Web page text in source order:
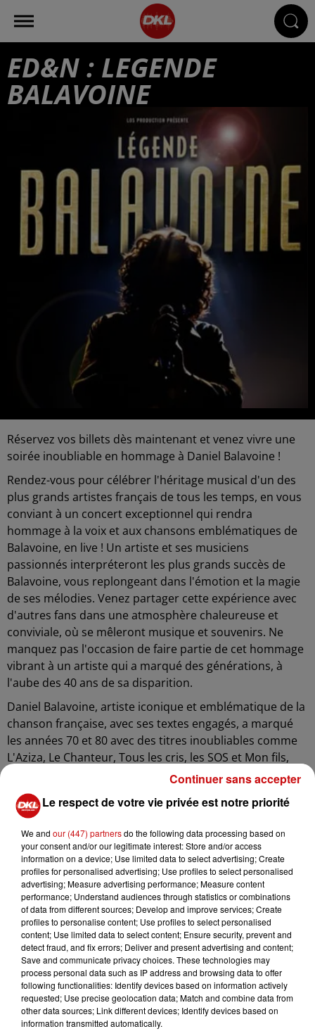
ED&N : LEGENDE
BALAVOINE
Réservez vos billets dès maintenant et venez vivre une
soirée inoubliable en hommage à Daniel Balavoine !
Rendez-vous pour célébrer l'héritage musical d'un des
plus grands artistes français de tous les temps, en vous
conviant à un concert exceptionnel qui rendra
hommage à la voix et aux chansons emblématiques de
Balavoine, en live ! Un artiste et ses musiciens
passionnés interpréteront les plus grands succès de
Balavoine, vous replongeant dans l'émotion et la magie
de ses mélodies. Venez partager cette expérience avec
d'autres fans dans une atmosphère chaleureuse et
conviviale, où se mêleront musique et souvenirs. Ne
manquez pas l'occasion de faire partie de cet hommage
vibrant à un artiste qui a marqué des générations, à
l'aube des 40 ans de sa disparition.
Daniel Balavoine, artiste iconique et emblématique de la
chanson française, avec ses textes engagés, a marqué
les années 70 et 80 avec des titres inoubliables comme
L'Aziza, Le Chanteur, Tous les cris, les SOS et Mon fils,
ma bataille. Révélé au grand public grâce à Michel
Berger, qui lui propose le rôle de Johnny Rockfort dans
la comédie musicale Starmania, il arbore pour l'occasion
qui vont le rendre célèbre : Quand on arrive en ville et
SOS d'un terrien en détresse. Le public découvre alors
un artiste d'exception, qui va inspirer toute une
génération à travers son style unique, dans lequel se
mêlent rock, variété et influences pop. Daniel Balavoine,
également fervent défenseur des causes qui lui tenaient
à cœur (notamment l'éducation et la lutte contre la
pauvreté), a abordé et défendu avec passion des thèmes
sociaux et humanitaires durant sa carrière,
tragiquement interrompue en 1986 dans un accident
d'hélicoptère. Toutefois, son héritage musical reste
intemporel, continuant d'inspirer de nombreux artistes
Le respect de votre vie privée est notre priorité
We and our (447) partnersdo the following data processing based on
your consent and/or our legitimate interest: Store and/or access
information on a device; Use limited data to select advertising; Create
profiles for personalised advertising; Use profiles to select personalised
advertising; Measure advertising performance; Measure content
performance; Understand audiences through statistics or combinations
of data from different sources; Develop and improve services; Create
profiles to personalise content; Use profiles to select personalised
content; Use limited data to select content; Ensure security, prevent and
detect fraud, and fix errors; Deliver and present advertising and content;
Save and communicate privacy choices. These technologies may
process personal data such as IP address and browsing data to offer
following functionalities: Identify devices based on information actively
requested; Use precise geolocation data; Match and combine data from
other data sources; Link different devices; Identify devices based on
information transmitted automatically.
Continuer sans accepter